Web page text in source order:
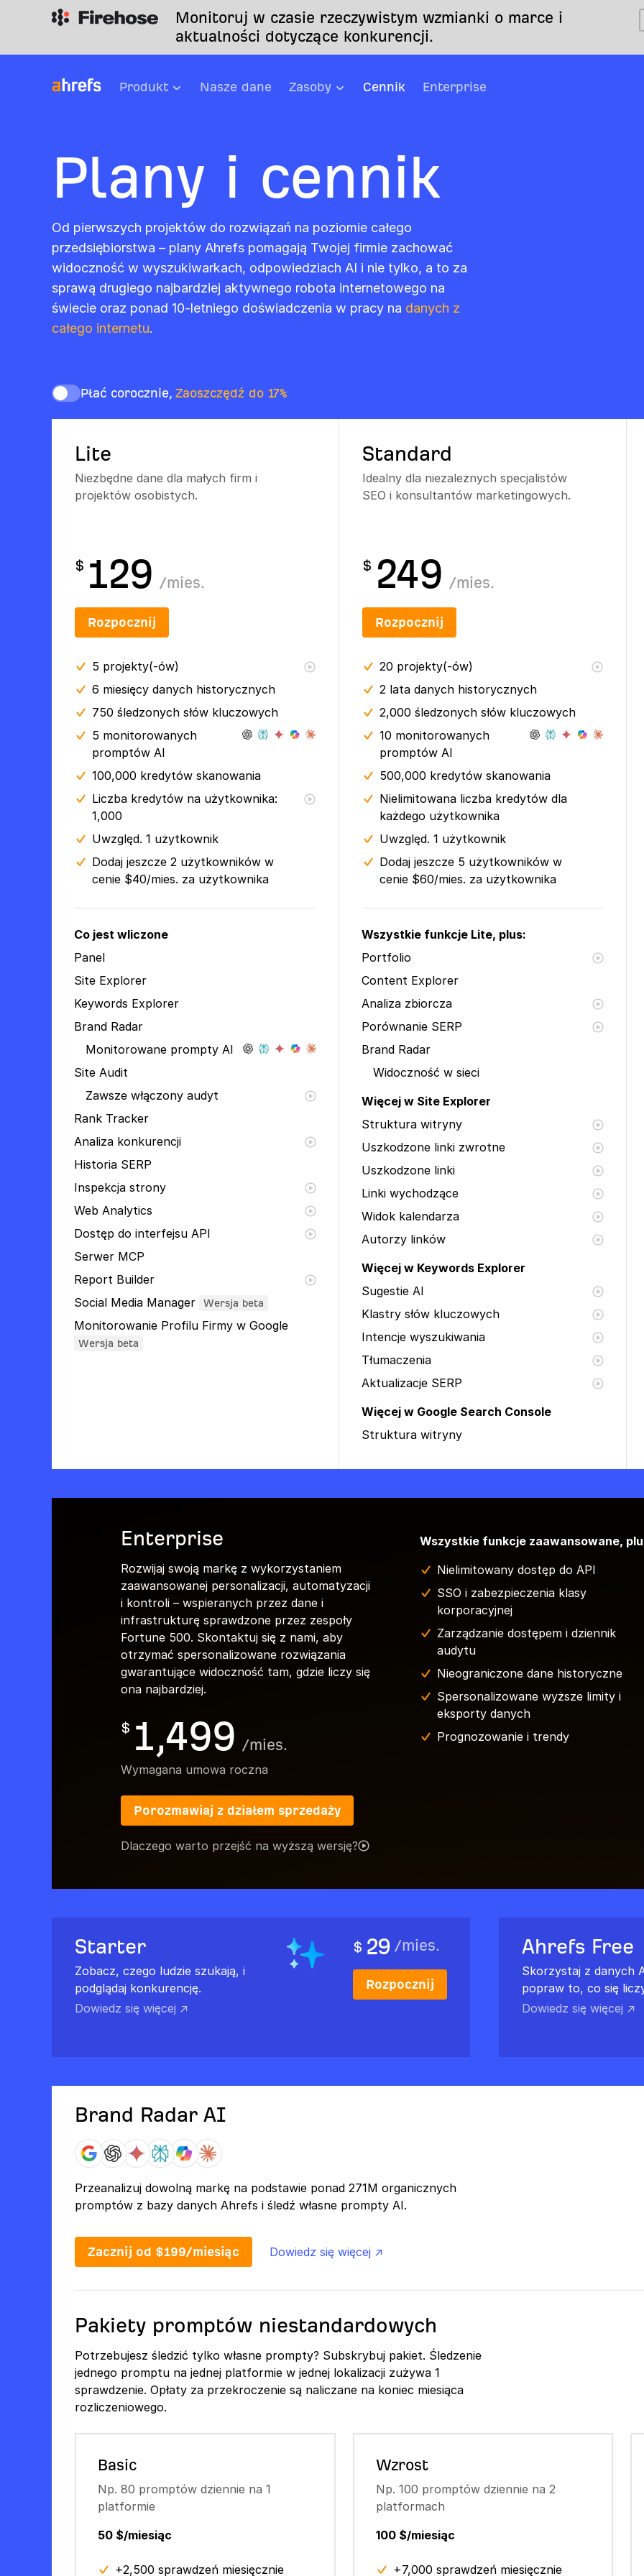
Monitoruj w czasie rzeczywistym wzmianki o marce i
aktualności dotyczące konkurencji.
Produkt Nasze dane Zasoby Cennik Enterprise
Plany i cennik
Od pierwszych projektów do rozwiązań na poziomie całego
przedsiębiorstwa – plany Ahrefs pomagają Twojej firmie zachować
widoczność w wyszukiwarkach, odpowiedziach AI i nie tylko, a to za
sprawą drugiego najbardziej aktywnego robota internetowego na
świecie oraz ponad 10-letniego doświadczenia w pracy na danych z
całego internetu.
Płać corocznie, Zaoszczędź do 17%
Lite
Niezbędne dane dla małych firm i
projektów osobistych.
Standard
Idealny dla niezależnych specjalistów
SEO i konsultantów marketingowych.
$ 129 /mies.
$ 249 /mies.
Rozpocznij Rozpocznij
5 projekty(-ów)
6 miesięcy danych historycznych
750 śledzonych słów kluczowych
5 monitorowanych
promptów AI
100,000 kredytów skanowania
Liczba kredytów na użytkownika:
1,000
Uwzględ. 1 użytkownik
Dodaj jeszcze 2 użytkowników w
cenie $40/mies. za użytkownika
20 projekty(-ów)
2 lata danych historycznych
2,000 śledzonych słów kluczowych
10 monitorowanych
promptów AI
500,000 kredytów skanowania
Nielimitowana liczba kredytów dla
każdego użytkownika
Uwzględ. 1 użytkownik
Dodaj jeszcze 5 użytkowników w
cenie $60/mies. za użytkownika
Co jest wliczone
Panel
Site Explorer
Keywords Explorer
Brand Radar
Monitorowane prompty AI
Site Audit
Zawsze włączony audyt
Rank Tracker
Analiza konkurencji
Historia SERP
Inspekcja strony
Web Analytics
Dostęp do interfejsu API
Serwer MCP
Report Builder
Social Media Manager
Wersja beta
Monitorowanie Profilu Firmy w Google
Wersja beta
Wszystkie funkcje Lite, plus:
Portfolio
Content Explorer
Analiza zbiorcza
Porównanie SERP
Brand Radar
Widoczność w sieci
Więcej w Site Explorer
Struktura witryny
Uszkodzone linki zwrotne
Uszkodzone linki
Linki wychodzące
Widok kalendarza
Autorzy linków
Więcej w Keywords Explorer
Sugestie AI
Klastry słów kluczowych
Intencje wyszukiwania
Tłumaczenia
Aktualizacje SERP
Więcej w Google Search Console
Struktura witryny
Enterprise
Rozwijaj swoją markę z wykorzystaniem
zaawansowanej personalizacji, automatyzacji
i kontroli – wspieranych przez dane i
infrastrukturę sprawdzone przez zespoły
Fortune 500. Skontaktuj się z nami, aby
otrzymać spersonalizowane rozwiązania
gwarantujące widoczność tam, gdzie liczy się
ona najbardziej.
$ 1,499 /mies.
Wymagana umowa roczna
Porozmawiaj z działem sprzedaży
Dlaczego warto przejść na wyższą wersję?
Wszystkie funkcje zaawansowane,
Nielimitowany dostęp do API
SSO i zabezpieczenia klasy
korporacyjnej
Zarządzanie dostępem i dziennik
audytu
Nieograniczone dane historyczne
Spersonalizowane wyższe limity i
eksporty danych
Prognozowanie i trendy
Starter
Zobacz, czego ludzie szukają, i
podglądaj konkurencję.
Dowiedz się więcej ↗
$ 29 /mies.
Rozpocznij
Ahrefs Free
Skorzystaj z danych
popraw to, co się
Dowiedz się więcej ↗
Brand Radar AI
Przeanalizuj dowolną markę na podstawie ponad 271M organicznych
promptów z bazy danych Ahrefs i śledź własne prompty AI.
Zacznij od $199/miesiąc Dowiedz się więcej ↗
Pakiety promptów niestandardowych
Potrzebujesz śledzić tylko własne prompty? Subskrybuj pakiet. Śledzenie
jednego promptu na jednej platformie w jednej lokalizacji zużywa 1
sprawdzenie. Opłaty za przekroczenie są naliczane na koniec miesiąca
rozliczeniowego.
Basic
Np. 80 promptów dziennie na 1
platformie
50 $/miesiąc
+2,500 sprawdzeń miesięcznie
Wzrost
Np. 100 promptów dziennie na 2
platformach
100 $/miesiąc
+7,000 sprawdzeń miesięcznie